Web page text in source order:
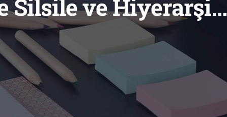
Silsile ve Hiyerarşi…